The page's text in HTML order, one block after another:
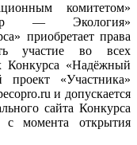
комитетом»
— Экология»
приобретает права
участие во всех
Конкурса «Надёжный
«Участника»
и допускается
сайта Конкурса
момента открытия